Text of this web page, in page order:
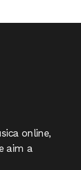
online,
aim a